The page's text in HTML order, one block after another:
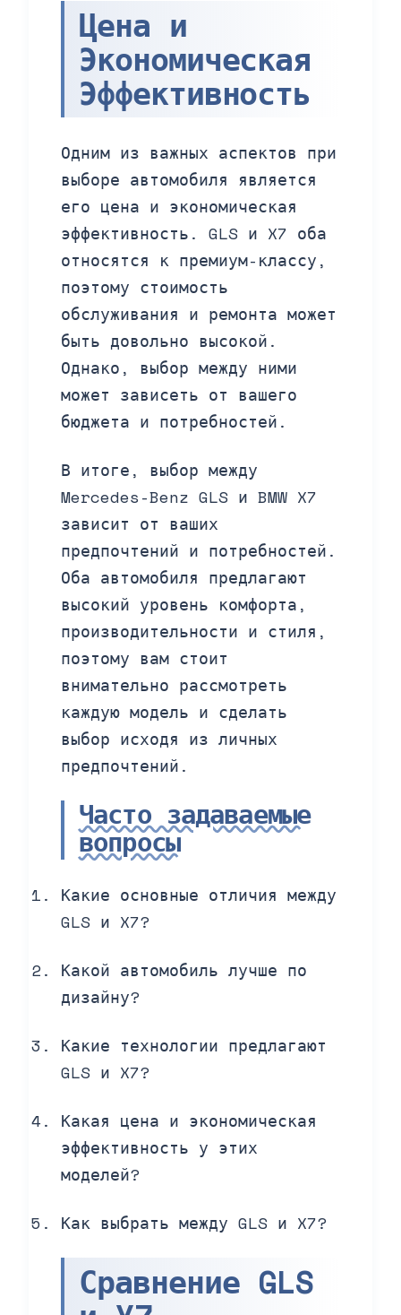
Цена и
Экономическая
Эффективность
Одним из важных аспектов при
выборе автомобиля является
его цена и экономическая
эффективность. GLS и X7 оба
относятся к премиум-классу,
поэтому стоимость
обслуживания и ремонта может
быть довольно высокой.
Однако, выбор между ними
может зависеть от вашего
бюджета и потребностей.
В итоге, выбор между
Mercedes-Benz GLS и BMW X7
зависит от ваших
предпочтений и потребностей.
Оба автомобиля предлагают
высокий уровень комфорта,
производительности и стиля,
поэтому вам стоит
внимательно рассмотреть
каждую модель и сделать
выбор исходя из личных
предпочтений.
Часто задаваемые
вопросы
Какие основные отличия между
GLS и X7?
Какой автомобиль лучше по
дизайну?
Какие технологии предлагают
GLS и X7?
Какая цена и экономическая
эффективность у этих
моделей?
Как выбрать между GLS и X7?
Сравнение GLS